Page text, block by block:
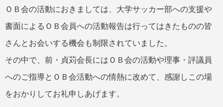
ＯＢ会の活動におきましては、大学サッカー部への支援や
書面によるＯＢ会員への活動報告は行ってはきたものの皆
さんとお会いする機会も制限されていました。
その中で、前・貞苅会長にはＯＢ会の活動や理事・評議員
へのご指導とＯＢ会活動への情熱に改めて、感謝しこの場
をおかりしてお礼申しあげます。